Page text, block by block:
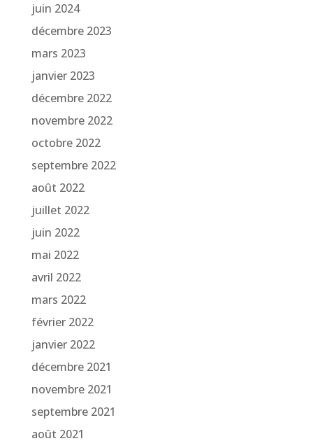
juin 2024
décembre 2023
mars 2023
janvier 2023
décembre 2022
novembre 2022
octobre 2022
septembre 2022
août 2022
juillet 2022
juin 2022
mai 2022
avril 2022
mars 2022
février 2022
janvier 2022
décembre 2021
novembre 2021
septembre 2021
août 2021